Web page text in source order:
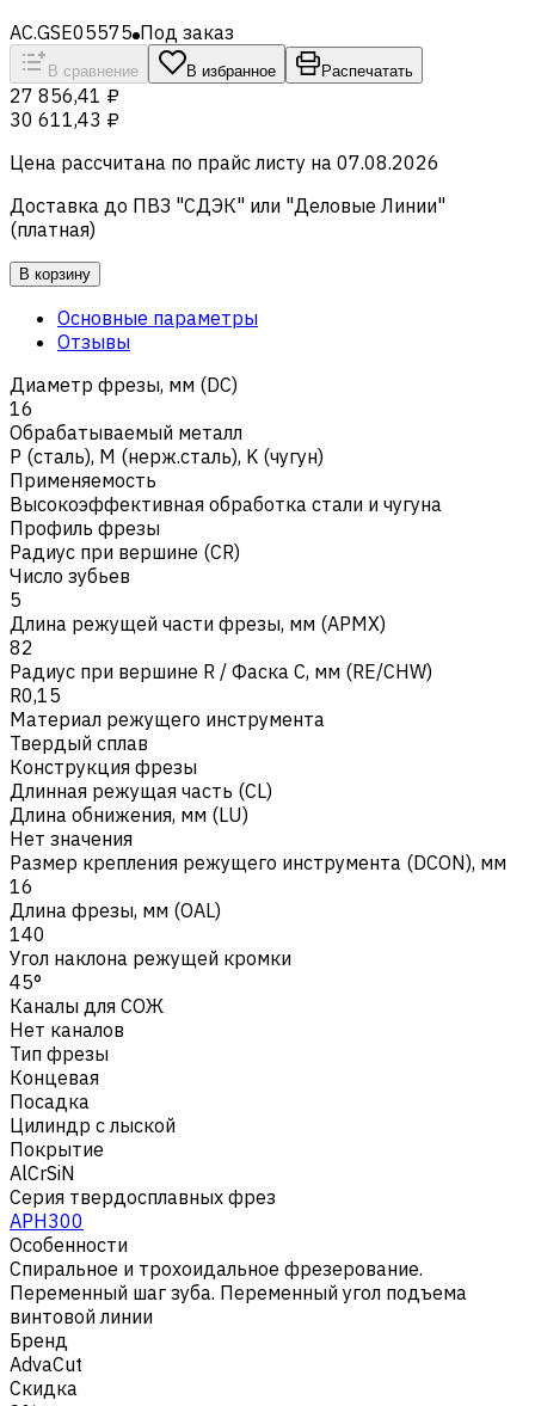
AC.GSE05575 Под заказ
В сравнение В избранное Распечатать
27 856,41 ₽
30 611,43 ₽
Цена рассчитана по прайс листу на 07.08.2026
Доставка до ПВЗ "СДЭК" или "Деловые Линии"
(платная)
В корзину
Основные параметры
Отзывы
Диаметр фрезы, мм (DC)
16
Обрабатываемый металл
Р (сталь), M (нерж.сталь), K (чугун)
Применяемость
Высокоэффективная обработка стали и чугуна
Профиль фрезы
Радиус при вершине (CR)
Число зубьев
5
Длина режущей части фрезы, мм (APMX)
82
Радиус при вершине R / Фаска C, мм (RE/CHW)
R0,15
Материал режущего инструмента
Твердый сплав
Конструкция фрезы
Длинная режущая часть (CL)
Длина обнижения, мм (LU)
Нет значения
Размер крепления режущего инструмента (DCON), мм
16
Длина фрезы, мм (OAL)
140
Угол наклона режущей кромки
45°
Каналы для СОЖ
Нет каналов
Тип фрезы
Концевая
Посадка
Цилиндр с лыской
Покрытие
AlCrSiN
Серия твердосплавных фрез
APH300
Особенности
Спиральное и трохоидальное фрезерование.
Переменный шаг зуба. Переменный угол подъема
винтовой линии
Бренд
AdvaCut
Скидка